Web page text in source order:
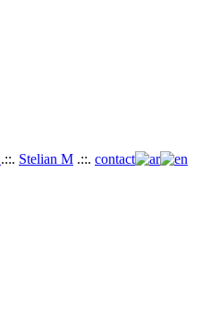
.::. Stelian M .::. contact